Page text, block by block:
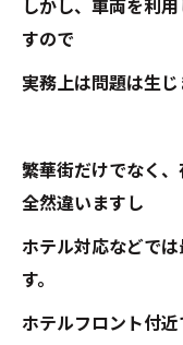
しかし、車両を利
すので
実務上は問題は生じ
繁華街だけでなく
全然違いますし
ホテル対応などで
す。
ホテルフロント付